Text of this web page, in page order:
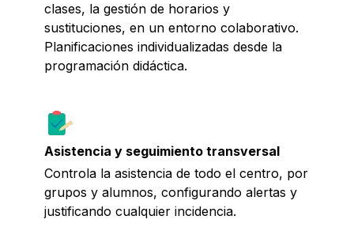
clases, la gestión de horarios y
sustituciones, en un entorno colaborativo.
Planificaciones individualizadas desde la
programación didáctica.
Asistencia y seguimiento transversal
Controla la asistencia de todo el centro, por
grupos y alumnos, configurando alertas y
justificando cualquier incidencia.